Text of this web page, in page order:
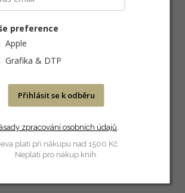
pro
preference
Apple
Grafika & DTP
Přihlásit se k odběru
zpracování osobních údajů.
platí při nákupu nad 1500 Kč.
Neplatí pro nákup knih.